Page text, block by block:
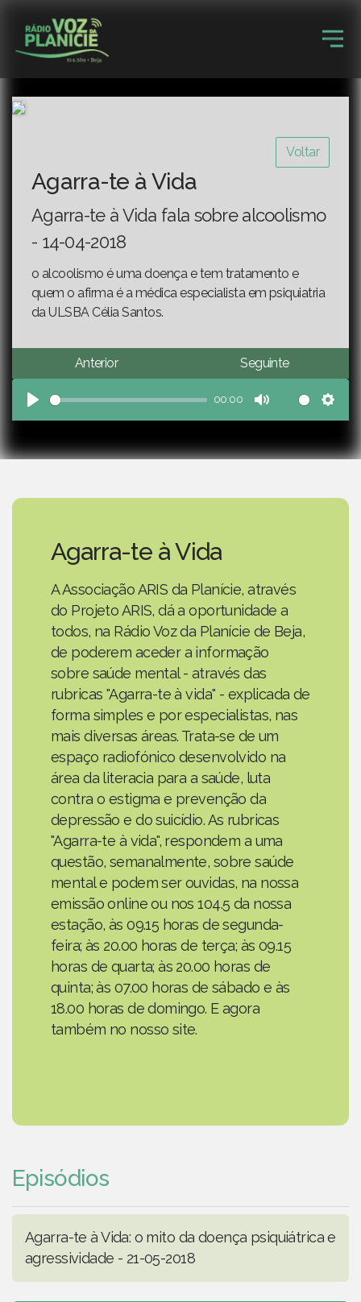
Voltar
Agarra-te à Vida
Agarra-te à Vida fala sobre alcoolismo
- 14-04-2018
o alcoolismo é uma doença e tem tratamento e
quem o afirma é a médica especialista em psiquiatria
da ULSBA Célia Santos.
Anterior Seguinte
Play
00:00
Mute
Agarra-te à Vida
A Associação ARIS da Planície, através
do Projeto ARIS, dá a oportunidade a
todos, na Rádio Voz da Planície de Beja,
de poderem aceder a informação
sobre saúde mental - através das
rubricas "Agarra-te à vida" - explicada de
forma simples e por especialistas, nas
mais diversas áreas. Trata-se de um
espaço radiofónico desenvolvido na
área da literacia para a saúde, luta
contra o estigma e prevenção da
depressão e do suicídio. As rubricas
"Agarra-te à vida", respondem a uma
questão, semanalmente, sobre saúde
mental e podem ser ouvidas, na nossa
emissão online ou nos 104.5 da nossa
estação, às 09.15 horas de segunda-
feira; às 20.00 horas de terça; às 09.15
horas de quarta; às 20.00 horas de
quinta; às 07.00 horas de sábado e às
18.00 horas de domingo. E agora
também no nosso site.
Episódios
Agarra-te à Vida: o mito da doença psiquiátrica e
agressividade - 21-05-2018